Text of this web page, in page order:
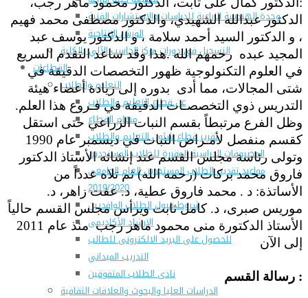
وحدة الهندسة الزراعية للدراسات والإستشارات الفنية
الورش الإنتاجية
التسجيل في دورات مركز الحاسب الآلي بالكلية
القطاعات
التعليم والطلاب
عن قطاع التعليم والطلاب
مهام القطاع
تقرير قطاع شئون التعليم والطلاب
المصروفات الدراسية المقررة للطلاب المستجدين
مواعيد تقديم الطلاب المستجدين العام الجامعى
2019/2020
شروط قبول الطلاب الوافديين
الإرشاد الأكاديمى
للحصول على البريد الالكترونى للطالب
التدريب الميداني
نادى الطلاب المتفوقين
الدراسات العليا والبحوث والعلاقات الثقافية
الدكتور عبدالله الشهيدي، والدكتور مصطفى محمد فهيم
، و الدكتور السيد أحمد سلامة ، و الدكتور يوسف عبد
المجيد عبده رحمهم الله .هذا وقد ساعد التقدم السريع
في العلوم التكنولوجية ظهور التخصصات الدقيقة في
شتى المجالات، مما أدى بدوره إلى زيادة أعضاء هيئة
التدريس ذوي التخصصـات الدقيقة في فـروع هذا العلم.
وظل الفرع مرتبطاً بقسم النبات الزراعي حتى استقل
كقسم منفصل لأمـراض النبات في ديسمبر عام 1990
وتولى رئاسة مجلس القسم عند إنشائه الأستاذ الدكتور
فاروق محمد بركات (رحمه الله) ثم تلاه عدداً من
الأساتذة: د . محمد فاروق عطية، د. عفت زاهر، د.
موريس صبرى، د. كامل ثابت ويرأس مجلس القسم حالياً
الأستاذ الدكتورة منى محمود ماهر رجب منذ عام 2011
إلى الآن
رسالة القسم :